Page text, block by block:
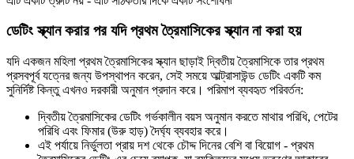
ডেটিং স্ক্যান করার পর যদি প্রথম ত্রৈমাসিকের স্ক্যান না করা হয়
যদি একজন মহিলা প্রথম ত্রৈমাসিকের স্ক্যান ছাড়াই দ্বিতীয় ত্রৈমাসিকে তার প্রথম
প্রসবপূর্ব যত্নের জন্য উপস্থাপন করেন, সেই সময়ে আল্ট্রাসাউন্ড ডেটিং একটি কম
সুনির্দিষ্ট কিন্তু এখনও দরকারী অনুমান প্রদান করে। পরিমাপ ব্যবহৃত পরিবর্তন:
দ্বিতীয় ত্রৈমাসিকের ডেটিং গর্ভকালীন বয়স অনুমান করতে মাথার পরিধি, পেটের
পরিধি এবং ফিমার (উরু হাড়) দৈর্ঘ্য ব্যবহার করে।
এই পর্যায়ে নির্ভুলতা প্রায় দশ থেকে চৌদ্দ দিনের বেশি বা বিয়োগ - প্রথম